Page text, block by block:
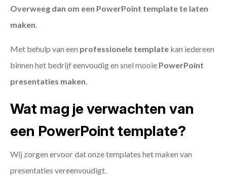
Overweeg dan om een PowerPoint template te laten
maken.
Met behulp van een professionele template kan iedereen
binnen het bedrijf eenvoudig en snel mooie PowerPoint
presentaties maken.
Wat mag je verwachten van
een PowerPoint template?
Wij zorgen ervoor dat onze templates het maken van
presentaties vereenvoudigt.